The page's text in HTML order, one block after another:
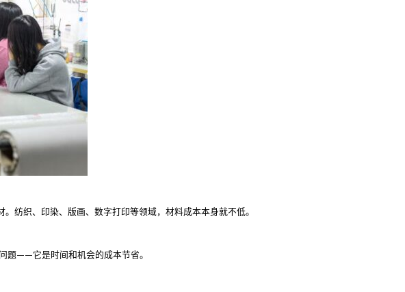
纺织、印染、版画、数字打印等领域，材料成本本身就不低。
题——它是时间和机会的成本节省。